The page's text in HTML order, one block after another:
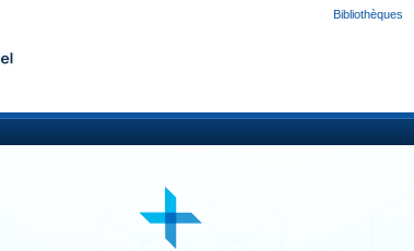
Bibliothèques